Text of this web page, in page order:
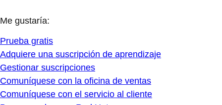
Me gustaría:
Prueba gratis
Adquiere una suscripción de aprendizaje
Gestionar suscripciones
Comuníquese con la oficina de ventas
Comuníquese con el servicio al cliente